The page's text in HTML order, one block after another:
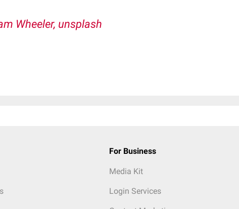
Wheeler, unsplash
For Business
Media Kit
Login Services